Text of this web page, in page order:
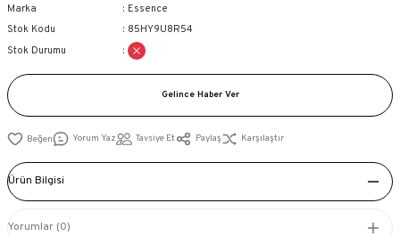
Marka
Essence
Stok Kodu
85HY9U8R54
Stok Durumu
Gelince Haber Ver
Yorum Yaz Tavsiye Et Paylaş Karşılaştır
Ürün Bilgisi
Yorumlar (0)